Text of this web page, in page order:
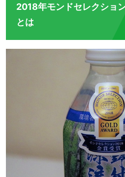
2018年モンドセレクショ
とは